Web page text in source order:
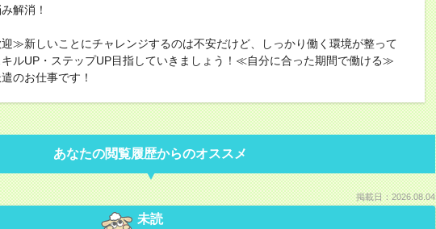
解消！
≫新しいことにチャレンジするのは不安だけど、しっかり働く環境が整って
ルUP・ステップUP目指していきましょう！≪自分に合った期間で働ける≫
のお仕事です！
あなたの閲覧履歴からのオススメ
掲載日：2026.08.04
未読